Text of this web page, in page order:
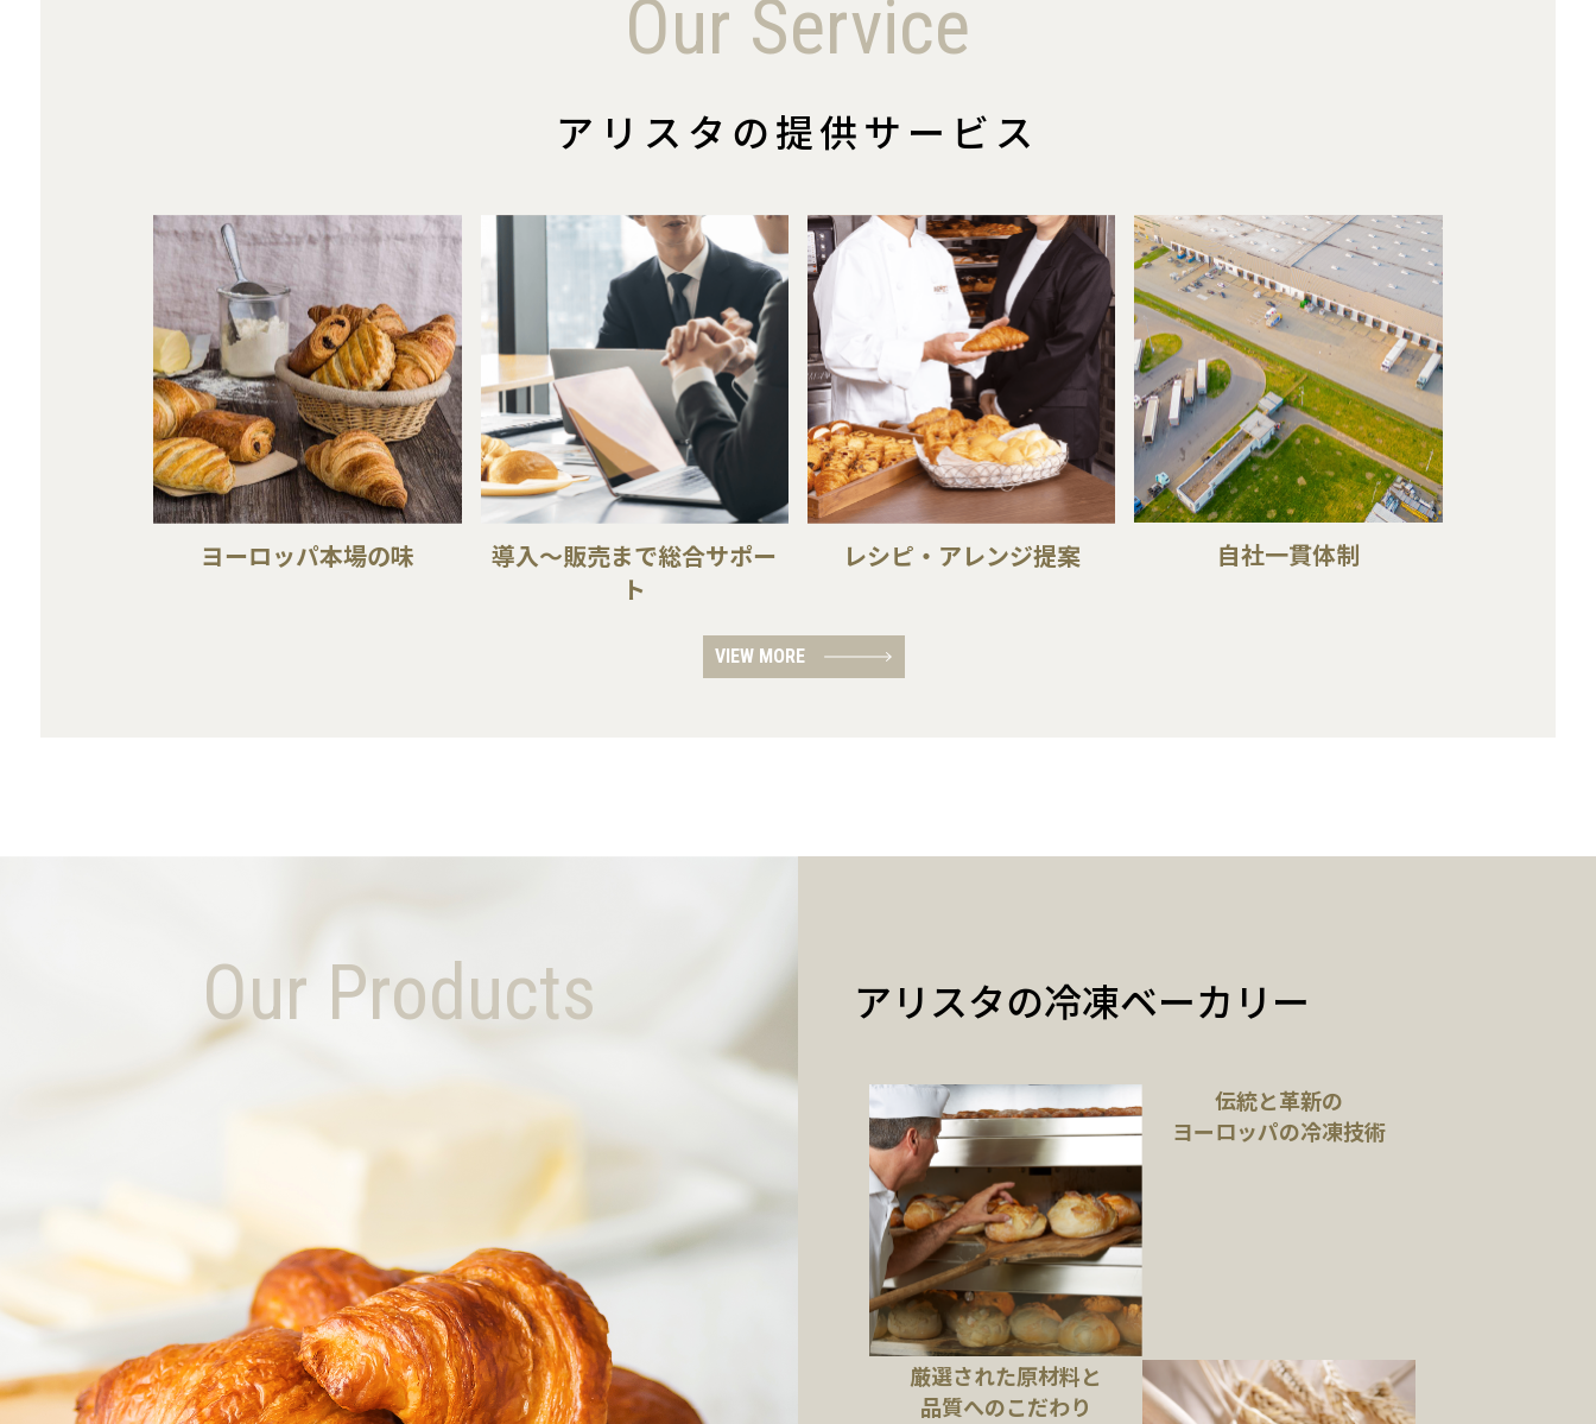
Our Service
アリスタの提供サービス
ヨーロッパ本場の味
導入～販売まで総合サポー
ト
レシピ・アレンジ提案 自社一貫体制
VIEW MORE
Our Products アリスタの冷凍ベーカリー
伝統と革新の
ヨーロッパの冷凍技術
厳選された原材料と
品質へのこだわり